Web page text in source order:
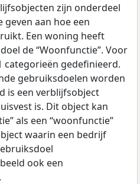
zijn onderdeel
geven aan hoe een
Een woning heeft
de “Woonfunctie”. Voor
categorieën gedefinieerd.
gebruiksdoelen worden
is een verblijfsobject
is. Dit object kan
als een “woonfunctie”
waarin een bedrijf
ook een